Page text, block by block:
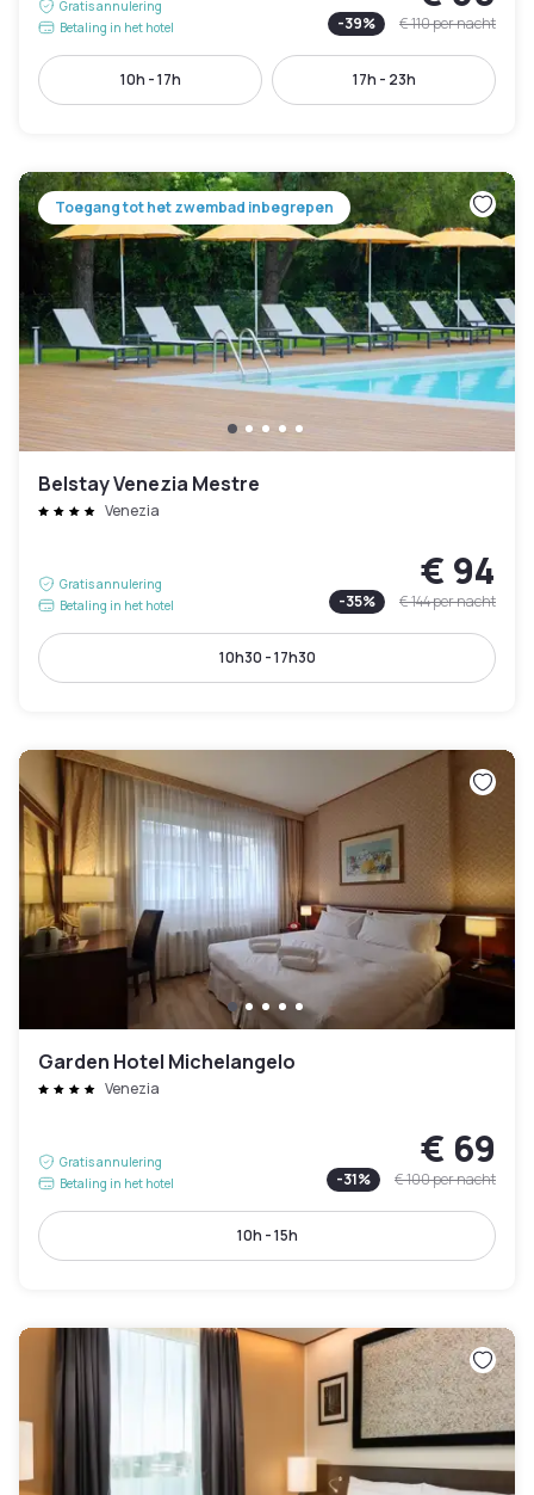
Gratis annulering
Betaling in het hotel
-39% € 110per nacht
10h - 17h 17h - 23h
Toegang tot het zwembad inbegrepen
Belstay Venezia Mestre
Venezia
Gratis annulering
Betaling in het hotel
€ 94
-35% € 144per nacht
10h30 - 17h30
Garden Hotel Michelangelo
Venezia
Gratis annulering
Betaling in het hotel
€ 69
-31% € 100per nacht
10h - 15h